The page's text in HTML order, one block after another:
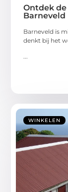
Ontdek
Barneveld
Barneveld is
denkt bij het
...
WINKELEN